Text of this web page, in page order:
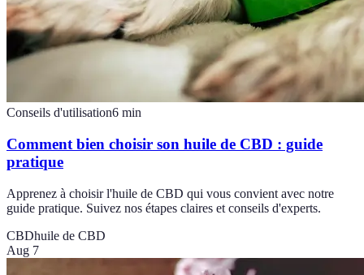
Conseils d'utilisation6 min
Comment bien choisir son huile de CBD : guide
pratique
Apprenez à choisir l'huile de CBD qui vous convient avec notre
guide pratique. Suivez nos étapes claires et conseils d'experts.
CBDhuile de CBD
Aug 7